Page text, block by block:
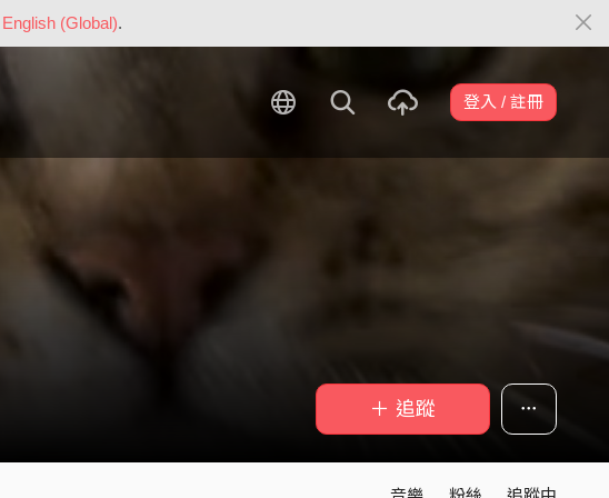
English (Global).
登入 / 註冊
＋ 追蹤